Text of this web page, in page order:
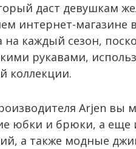
даст девушкам
интернет-магазине
на каждый сезон,
рукавами,
коллекции.
Arjen вы
юбки и брюки, а еще
а также модные